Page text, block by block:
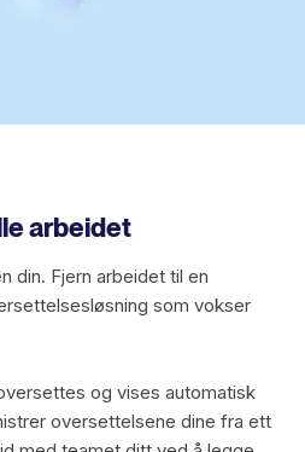
arbeidet
din. Fjern arbeidet til en
som vokser
og vises automatisk
oversettelsene dine fra ett